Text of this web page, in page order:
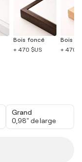
Bois foncé
+ 470 $US
Bois
+ 470
Grand
0,98" de large